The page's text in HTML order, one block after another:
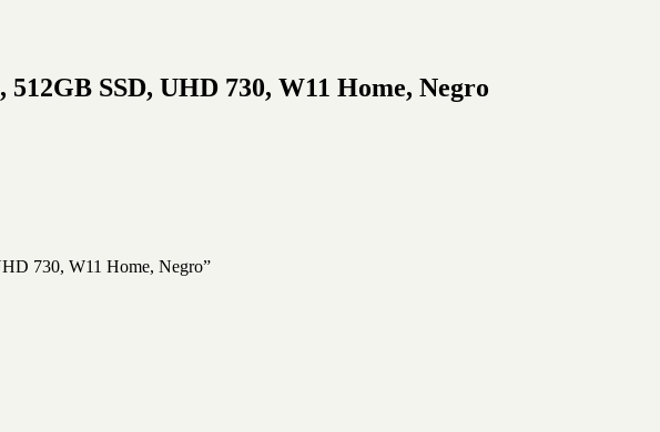
SSD, UHD 730, W11 Home, Negro
730, W11 Home, Negro”